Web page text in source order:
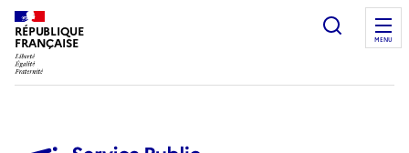
RÉPUBLIQUE
FRANÇAISE
Ouvrir
MENU